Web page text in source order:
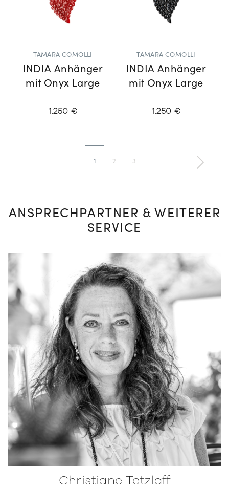
TAMARA COMOLLI
INDIA Anhänger
mit Onyx Large
1.250 €
TAMARA COMOLLI
INDIA Anhänger
mit Onyx Large
1.250 €
1 2 3
ANSPRECHPARTNER & WEITERER
SERVICE
Christiane Tetzlaff